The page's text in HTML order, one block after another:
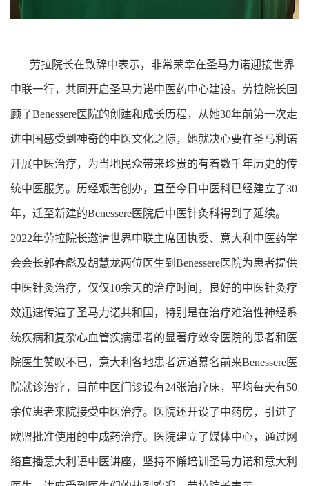
劳拉院长在致辞中表示，非常荣幸在圣马力诺迎接世界
中联一行，共同开启圣马力诺中医药中心建设。劳拉院长回
顾了Benessere医院的创建和成长历程，从她30年前第一次走
进中国感受到神奇的中医文化之际，她就决心要在圣马利诺
开展中医治疗，为当地民众带来珍贵的有着数千年历史的传
统中医服务。历经艰苦创办，直至今日中医科已经建立了30
年，迁至新建的Benessere医院后中医针灸科得到了延续。
2022年劳拉院长邀请世界中联主席团执委、意大利中医药学
会会长郭春彪及胡慧龙两位医生到Benessere医院为患者提供
中医针灸治疗，仅仅10余天的治疗时间，良好的中医针灸疗
效迅速传遍了圣马力诺共和国，特别是在治疗难治性神经系
统疾病和复杂心血管疾病患者的显著疗效令医院的患者和医
院医生赞叹不已，意大利各地患者远道慕名前来Benessere医
院就诊治疗，目前中医门诊设有24张治疗床，平均每天有50
余位患者来院接受中医治疗。医院还开设了中药房，引进了
欧盟批准使用的中成药治疗。医院建立了媒体中心，通过网
络直播意大利语中医讲座，坚持不懈培训圣马力诺和意大利